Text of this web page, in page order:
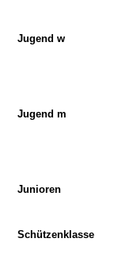
Jugend w
Jugend m
Junioren
Schützenklasse